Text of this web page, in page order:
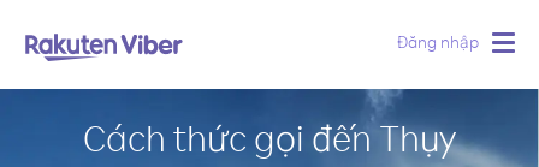
Đăng nhập
Cách thức gọi đến Thụy